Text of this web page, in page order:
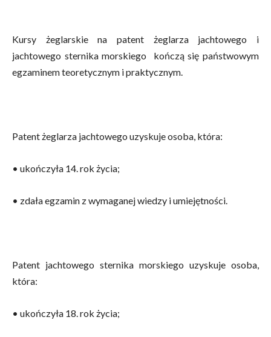
Kursy żeglarskie na patent żeglarza jachtowego i
jachtowego sternika morskiego kończą się państwowym
egzaminem teoretycznym i praktycznym.
Patent żeglarza jachtowego uzyskuje osoba, która:
• ukończyła 14. rok życia;
• zdała egzamin z wymaganej wiedzy i umiejętności.
Patent jachtowego sternika morskiego uzyskuje osoba,
która:
• ukończyła 18. rok życia;